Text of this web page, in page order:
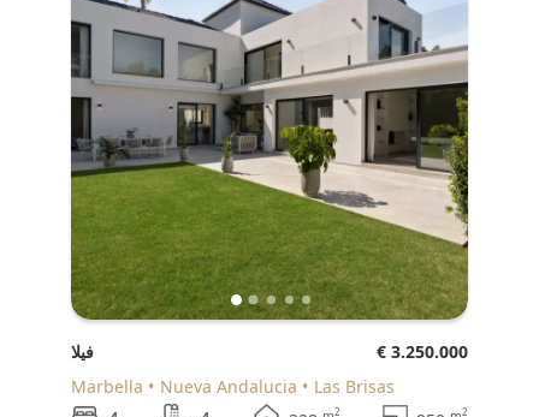
فيلا
€ 3.250.000
Marbella
Nueva Andalucia Las Brisas
2 2